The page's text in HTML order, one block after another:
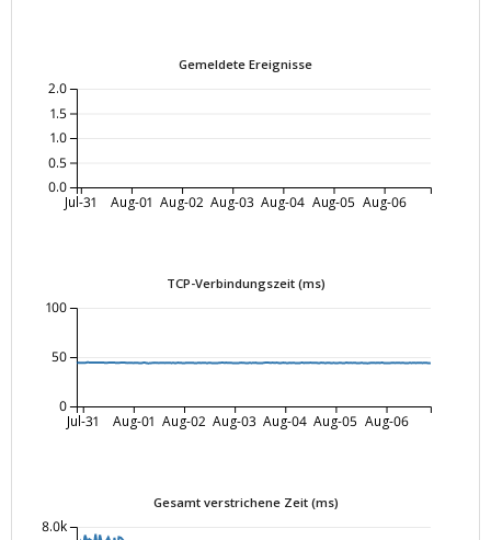
Gemeldete Ereignisse
Jul-31 Aug-01 Aug-02 Aug-03 Aug-04 Aug-05 Aug-06
0.0
0.5
1.0
1.5
2.0
TCP-Verbindungszeit (ms)
Jul-31 Aug-01 Aug-02 Aug-03 Aug-04 Aug-05 Aug-06
0
50
100
Gesamt verstrichene Zeit (ms)
8.0k